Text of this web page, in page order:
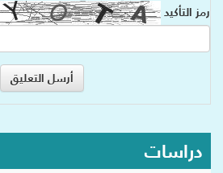
رمز التأكيد
دراسات